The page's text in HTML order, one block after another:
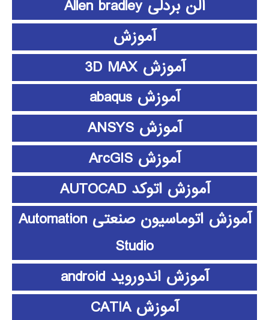
آلن بردلی Allen bradley
آموزش
آموزش 3D MAX
آموزش abaqus
آموزش ANSYS
آموزش ArcGIS
آموزش اتوکد AUTOCAD
آموزش اتوماسیون صنعتی Automation
Studio
آموزش اندوروید android
آموزش CATIA